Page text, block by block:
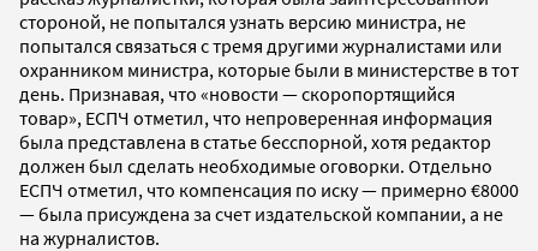
стороной, не попытался узнать версию министра, не
попытался связаться с тремя другими журналистами или
охранником министра, которые были в министерстве в тот
день. Признавая, что «новости — скоропортящийся
товар», ЕСПЧ отметил, что непроверенная информация
была представлена в статье бесспорной, хотя редактор
должен был сделать необходимые оговорки. Отдельно
ЕСПЧ отметил, что компенсация по иску — примерно €8000
— была присуждена за счет издательской компании, а не
на журналистов.